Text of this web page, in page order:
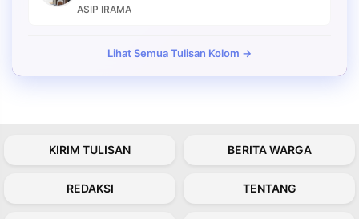
ASIP IRAMA
Lihat Semua Tulisan Kolom →
KIRIM TULISAN BERITA WARGA
REDAKSI TENTANG